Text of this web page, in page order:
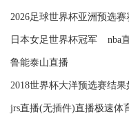
2026足球世界杯亚洲预选赛
日本女足世界杯冠军 nba
鲁能泰山直播
2018世界杯大洋预选赛结
jrs直播(无插件)直播极速体